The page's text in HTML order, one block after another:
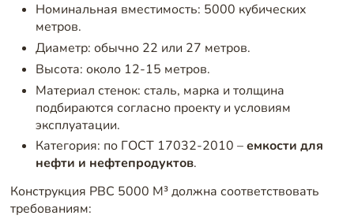
Номинальная вместимость: 5000 кубических
метров.
Диаметр: обычно 22 или 27 метров.
Высота: около 12-15 метров.
Материал стенок: сталь, марка и толщина
подбираются согласно проекту и условиям
эксплуатации.
Категория: по ГОСТ 17032-2010 –емкости для
нефти и нефтепродуктов.
Конструкция РВС 5000 М³ должна соответствовать
требованиям: